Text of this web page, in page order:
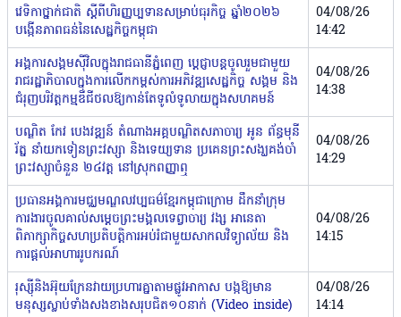
វេទិកាថ្នាក់ជាតិ ស្តីពីហិរញ្ញប្បទានសម្រាប់ធុរកិច្ច ឆ្នាំ២០២៦
បង្កើនភាពធន់នៃសេដ្ឋកិច្ចកម្ពុជា
04/08/26
14:42
អង្គការសង្គមស៊ីវិលក្នុងរាជធានីភ្នំពេញ ប្តេជ្ញាបន្តចូលរួមជាមួយ
រាជរដ្ឋាភិបាល​ក្នុងការលើកកម្ពស់ការអភិវឌ្ឍសេដ្ឋកិច្ច សង្គម និង
ជំរុញបរិវត្តកម្មឌីជីថល​ឱ្យកាន់តែទូលំទូលាយក្នុងសហគមន៍
04/08/26
14:38
បណ្ឌិត កែវ បេងវឌ្ឍន៍ តំណាងអគ្គបណ្ឌិតសភាចារ្យ អូន ព័ន្ធមុនី
រ័ត្ន នាំយកទៀនព្រះវស្សា និងទេយ្យទាន ប្រគេនព្រះសង្ឃគង់ចាំ
ព្រះវស្សាចំនួន ២៤វត្ត នៅស្រុកពញ្ញាឮ
04/08/26
14:29
ប្រធានអង្គការមជ្ឈមណ្ឌលវប្បធម៌ខ្មែរកម្ពុជាក្រោម ដឹកនាំក្រុម
ការងារចូលគាល់សម្តេចព្រះមង្គលទេព្វាចារ្យ វង្ស អានេតា
ពិភាក្សាកិច្ចសហប្រតិបត្តិការអប់រំជាមួយសាកលវិទ្យាល័យ និង
ការផ្តល់អាហាររូបករណ៍
04/08/26
14:15
រុស្ស៉ីនិងអ៊ុយក្រែនវាយប្រហារគ្នាតាមផ្លូវអាកាស បង្កឱ្យមាន
មនុស្សស្លាប់ទាំងសងខាងសរុបជិត១០នាក់ (Video inside)
04/08/26
14:14